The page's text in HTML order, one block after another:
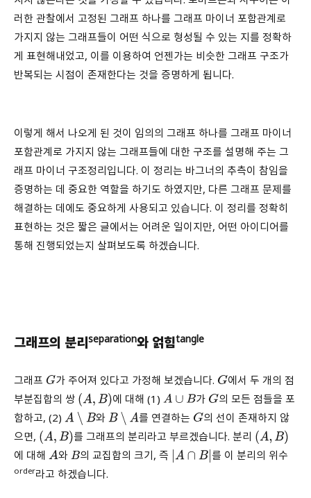
러한 관찰에서 고정된 그래프 하나를 그래프 마이너 포함관계로
가지지 않는 그래프들이 어떤 식으로 형성될 수 있는 지를 정확하
게 표현해내었고, 이를 이용하여 언젠가는 비슷한 그래프 구조가
반복되는 시점이 존재한다는 것을 증명하게 됩니다.
이렇게 해서 나오게 된 것이 임의의 그래프 하나를 그래프 마이너
포함관계로 가지지 않는 그래프들에 대한 구조를 설명해 주는 그
래프 마이너 구조정리입니다. 이 정리는 바그너의 추측이 참임을
증명하는 데 중요한 역할을 하기도 하였지만, 다른 그래프 문제를
해결하는 데에도 중요하게 사용되고 있습니다. 이 정리를 정확히
표현하는 것은 짧은 글에서는 어려운 일이지만, 어떤 아이디어를
통해 진행되었는지 살펴보도록 하겠습니다.
그래프의 분리separation와 얽힘tangle
그래프 G 가 주어져 있다고 가정해 보겠습니다. G에서 두 개의 점
부분집합의 쌍 (A,B ) 에 대해 (1) A∪B 가 G의 모든 점들을 포
함하고, (2) A∖ B 와 B∖ A 를 연결하는 G의 선이 존재하지 않
으면, (A,B ) 를 그래프의 분리라고 부르겠습니다. 분리 (A,B )
에 대해 A와 B 의 교집합의 크기, 즉 |A ∩ B| 를 이 분리의 위수
order라고 하겠습니다.